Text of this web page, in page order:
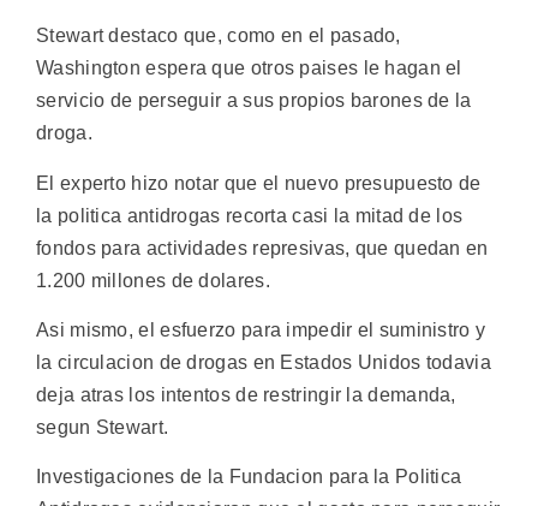
Stewart destaco que, como en el pasado,
Washington espera que otros paises le hagan el
servicio de perseguir a sus propios barones de la
droga.
El experto hizo notar que el nuevo presupuesto de
la politica antidrogas recorta casi la mitad de los
fondos para actividades represivas, que quedan en
1.200 millones de dolares.
Asi mismo, el esfuerzo para impedir el suministro y
la circulacion de drogas en Estados Unidos todavia
deja atras los intentos de restringir la demanda,
segun Stewart.
Investigaciones de la Fundacion para la Politica